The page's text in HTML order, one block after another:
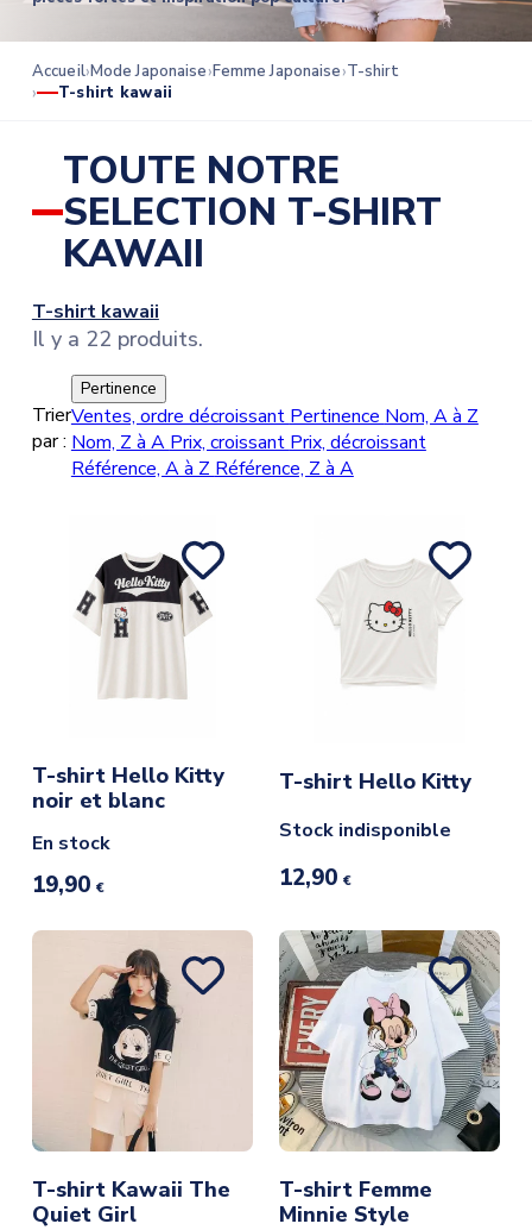
Accueil Mode Japonaise Femme Japonaise T-shirt
T-shirt kawaii
TOUTE NOTRE
SELECTION T-SHIRT
KAWAII
T-shirt kawaii
Il y a 22 produits.
Trier
par :
Pertinence
Ventes, ordre décroissant Pertinence Nom, A à Z
Nom, Z à A Prix, croissant Prix, décroissant
Référence, A à Z Référence, Z à A
T-shirt Hello Kitty
noir et blanc
En stock
19,90 €
T-shirt Hello Kitty
Stock indisponible
12,90 €
T-shirt Kawaii The
Quiet Girl
T-shirt Femme
Minnie Style